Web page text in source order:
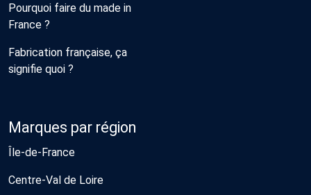
Pourquoi faire du made in
France ?
Fabrication française, ça
signifie quoi ?
Marques par région
Île-de-France
Centre-Val de Loire